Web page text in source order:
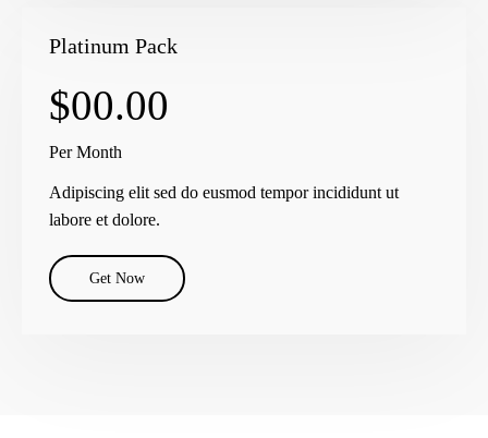
Platinum Pack
$00.00
Per Month
Adipiscing elit sed do eusmod tempor incididunt ut
labore et dolore.
Get Now